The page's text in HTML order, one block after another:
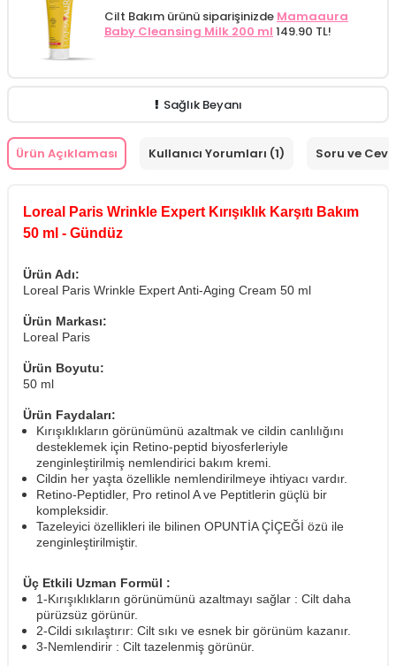
Cilt Bakım ürünü siparişinizde Mamaaura
Baby Cleansing Milk 200 ml 149.90 TL!
Sağlık Beyanı
Ürün Açıklaması Kullanıcı Yorumları (1) Soru ve
Loreal Paris Wrinkle Expert Kırışıklık Karşıtı Bakım
50 ml - Gündüz
Ürün Adı:
Loreal Paris Wrinkle Expert Anti-Aging Cream 50 ml
Ürün Markası:
Loreal Paris
Ürün Boyutu:
50 ml
Ürün Faydaları:
Kırışıklıkların görünümünü azaltmak ve cildin canlılığını
desteklemek için Retino-peptid biyosferleriyle
zenginleştirilmiş nemlendirici bakım kremi.
Cildin her yaşta özellikle nemlendirilmeye ihtiyacı vardır.
Retino-Peptidler, Pro retinol A ve Peptitlerin güçlü bir
kompleksidir.
Tazeleyici özellikleri ile bilinen OPUNTİA ÇİÇEĞİ özü ile
zenginleştirilmiştir.
Üç Etkili Uzman Formül :
1-Kırışıklıkların görünümünü azaltmayı sağlar : Cilt daha
pürüzsüz görünür.
2-Cildi sıkılaştırır: Cilt sıkı ve esnek bir görünüm kazanır.
3-Nemlendirir : Cilt tazelenmiş görünür.